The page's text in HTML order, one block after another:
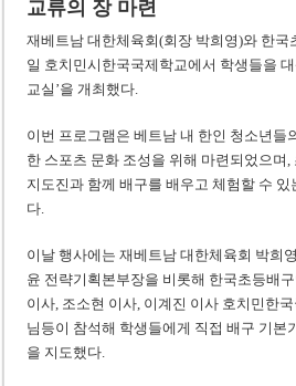
교류의 장 마련
재베트남 대한체육회(회장 박희영)와 한국
일 호치민시한국국제학교에서 학생들을
교실’을 개최했다.
이번 프로그램은 베트남 내 한인 청소년들
한 스포츠 문화 조성을 위해 마련되었으며,
지도진과 함께 배구를 배우고 체험할 수
다.
이날 행사에는 재베트남 대한체육회 박희
윤 전략기획본부장을 비롯해 한국초등배
이사, 조소현 이사, 이계진 이사 호치민한
님등이 참석해 학생들에게 직접 배구 기본
을 지도했다.